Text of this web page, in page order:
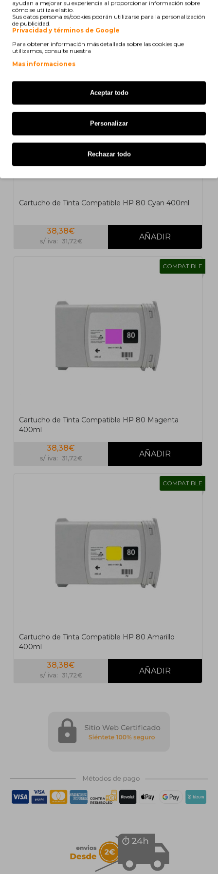
42,73€
s/ iva: 35,31€
COMPATIBLE
Cartucho de Tinta Compatible HP 80 Cyan 400ml
38,38€
s/ iva: 31,72€
COMPATIBLE
Cartucho de Tinta Compatible HP 80 Magenta
400ml
38,38€
s/ iva: 31,72€
COMPATIBLE
Cartucho de Tinta Compatible HP 80 Amarillo
400ml
38,38€
s/ iva: 31,72€
ayudan a mejorar su experiencia al proporcionar información sobre
cómo se utiliza el sitio.
Sus datos personales/cookies podrán utilizarse para la personalización
de publicidad.
Privacidad y términos de Google
Para obtener información más detallada sobre las cookies que
utilizamos, consulte nuestra
Mas informaciones
Aceptar todo
Personalizar
Rechazar todo